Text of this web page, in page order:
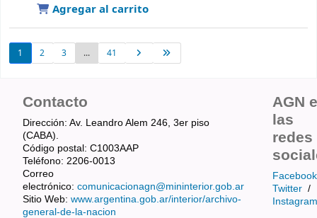
Agregar al carrito
1 2 3 ... 41
Contacto
Dirección: Av. Leandro Alem 246, 3er piso
(CABA).
Código postal: C1003AAP
Teléfono: 2206-0013
Correo
electrónico: comunicacionagn@mininterior.gob.ar
Sitio Web: www.argentina.gob.ar/interior/archivo-
general-de-la-nacion
AGN
las
redes
Facebook
Twitter /
Instagram